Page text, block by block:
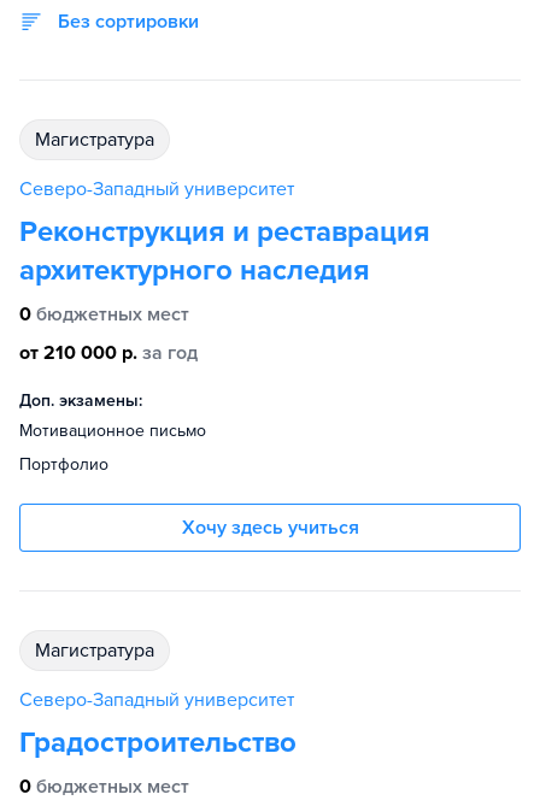
Без сортировки
магистратура
Северо-Западный университет
Реконструкция и реставрация
архитектурного наследия
0 бюджетных мест
от 210 000 р. за год
Доп. экзамены:
Мотивационное письмо
Портфолио
Хочу здесь учиться
магистратура
Северо-Западный университет
Градостроительство
0 бюджетных мест